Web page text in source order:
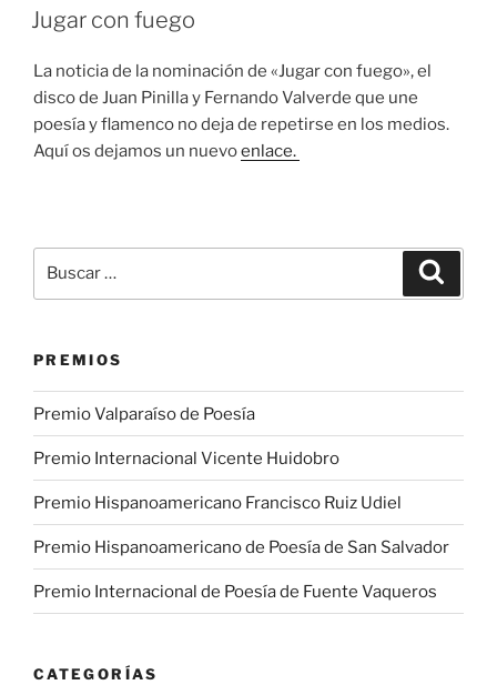
EL
Jugar con fuego
La noticia de la nominación de «Jugar con fuego», el
disco de Juan Pinilla y Fernando Valverde que une
poesía y flamenco no deja de repetirse en los medios.
Aquí os dejamos un nuevoenlace.
por:
PREMIOS
Premio Valparaíso de Poesía
Premio Internacional Vicente Huidobro
Premio Hispanoamericano Francisco Ruiz Udiel
Premio Hispanoamericano de Poesía de San Salvador
Premio Internacional de Poesía de Fuente Vaqueros
CATEGORÍAS